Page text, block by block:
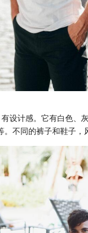
设计感。它有白色、
不同的裤子和鞋子，